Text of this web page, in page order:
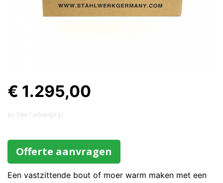
€ 1.295,00
ex. btw / adviesprijs
Offerte aanvragen
Een vastzittende bout of moer warm maken met een